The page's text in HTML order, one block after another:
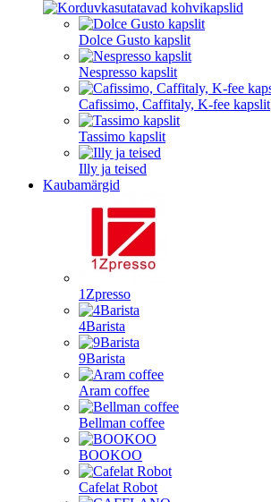
Dolce Gusto kapslit
Nespresso kapslit
Cafissimo, Caffitaly, K-fee kapslit
Tassimo kapslit
Illy ja teised
Kaubamärgid
1Zpresso
4Barista
9Barista
Aram coffee
Bellman coffee
BOOKOO
Cafelat Robot